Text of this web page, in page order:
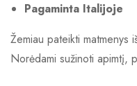
Pagaminta Italijoje
Žemiau pateikti matmenys
Norėdami sužinoti apimtį,